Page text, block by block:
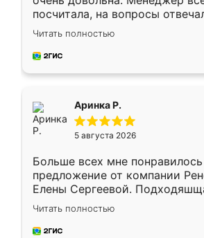
посчитала, на вопросы
Замерщик приехал в субботу,
делу со всей
за день, ребята работали
Читать полностью
Аринка Р.
5 августа 2026
Больше всех мне понравилось
предложение от компании
Елены Сергеевой.
короткие сроки
для замера сотрудник
предложил по моему эскизу
Читать полностью